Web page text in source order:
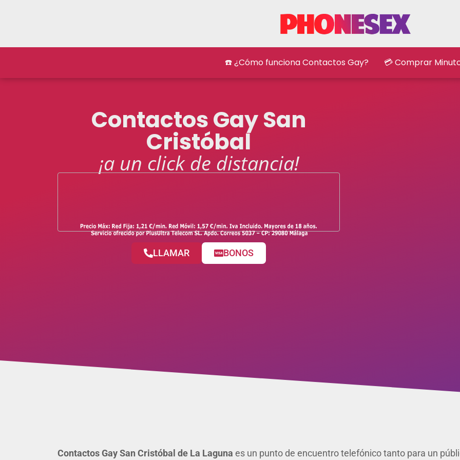
☎️ ¿Cómo funciona Contactos Gay? 💳 Comprar
Contactos Gay San
Cristóbal
¡a un click de distancia!
LLAMAR BONOS
Contactos Gay San Cristóbal de La Laguna es un punto de encuentro telefónico tanto para un